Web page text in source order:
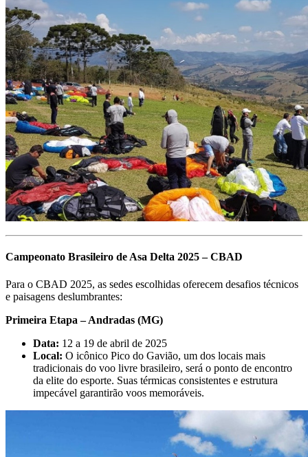
Campeonato Brasileiro de Asa Delta 2025 – CBAD
Para o CBAD 2025, as sedes escolhidas oferecem desafios técnicos
e paisagens deslumbrantes:
Primeira Etapa – Andradas (MG)
Data: 12 a 19 de abril de 2025
Local: O icônico Pico do Gavião, um dos locais mais
tradicionais do voo livre brasileiro, será o ponto de encontro
da elite do esporte. Suas térmicas consistentes e estrutura
impecável garantirão voos memoráveis.